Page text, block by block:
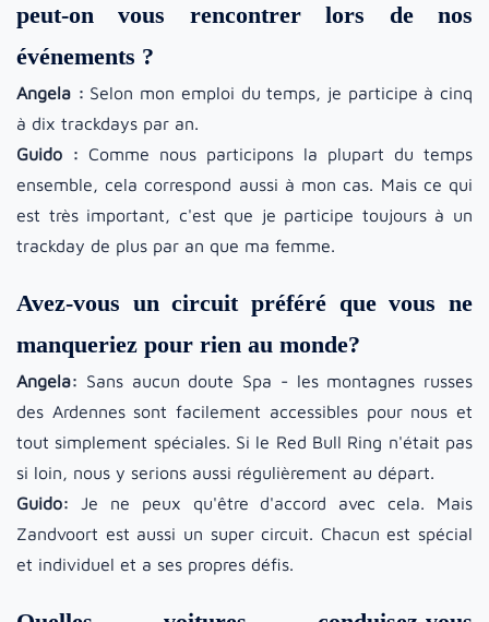
peut-on vous rencontrer lors de nos
événements ?
Angela : Selon mon emploi du temps, je participe à cinq
à dix trackdays par an.
Guido : Comme nous participons la plupart du temps
ensemble, cela correspond aussi à mon cas. Mais ce qui
est très important, c'est que je participe toujours à un
trackday de plus par an que ma femme.
Avez-vous un circuit préféré que vous ne
manqueriez pour rien au monde?
Angela: Sans aucun doute Spa - les montagnes russes
des Ardennes sont facilement accessibles pour nous et
tout simplement spéciales. Si le Red Bull Ring n'était pas
si loin, nous y serions aussi régulièrement au départ.
Guido: Je ne peux qu'être d'accord avec cela. Mais
Zandvoort est aussi un super circuit. Chacun est spécial
et individuel et a ses propres défis.